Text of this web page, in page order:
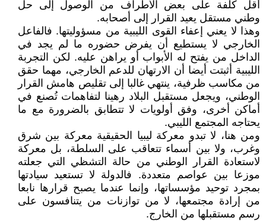
أقل كلفة على بعض الأطراف من الوصول إلى حل
وطني مستقل يعيد القرار إلى أصحابه.
وهذا لا يعني إعفاء القوى الليبية من مسؤوليتها. فالفاعل
الخارجي لا يستطيع أن يفرض حضوره ما لم يجد في
الداخل من يفتح له الأبواب أو يراهن عليه. لكن التجربة
الليبية أثبتت أيضا أن الارتهان للدعم الخارجي، مهما حقق
من مكاسب ظرفية، ينتهي غالبا إلى تقليص هامش القرار
الوطني، ويجعل مستقبل البلاد رهينا لتفاهمات تُصنع في
أماكن أخرى، وفق أولويات لا تتطابق بالضرورة مع ما
يحتاجه المجتمع الليبي.
ومن هنا، لا تبدو معركة ليبيا الحقيقية معركة بين شرق
وغرب، ولا بين أسماء تتعاقب على السلطة، بل معركة
لاستعادة القرار الوطني من حالة التشظي التي جعلته
موزعا بين عواصم متعددة. فالدولة لا تستعيد سيادتها
بمجرد توحيد مؤسساتها، وإنما عندما يصبح قرارها نابعا
من إرادة مجتمعها، لا من توازنات من يتنافسون على
رسم مستقبلها من الخارج.